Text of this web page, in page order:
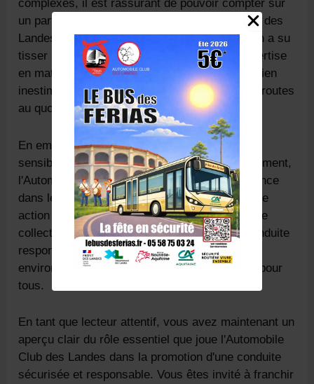
complexes, il est rassurant de pouvoir compter sur
un partenaire dévoué tel que l'Automobile Club des
Landes. Au fil des décennies, cette association a su
tisser un réseau solide d'engagement et d'expertise
en matière de sécurité routière, offrant un soutien
inestimable à tous les usagers qui foulent nos routes
au quotidien.
En embrassant pleinement sa mission de
sensibilisation, de prévention et d'accompagnement,
l'Automobile Club des Landes incarne l'excellence
dans le domaine de la sécurité routière. Chaque
action entreprise vise à renforcer la conscience
collective autour des enjeux cruciaux de la conduite
responsable, contribuant ainsi à forger un
environnement routier plus sûr et harmonieux pour
tous.
En tant que lecteur attentif, vous avez maintenant un
aperçu clair du rôle essentiel que joue l'Automobile
Club des Landes dans la promotion d'une conduite
sécurisée et responsable. Vous êtes invité à franchir